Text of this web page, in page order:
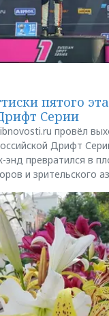
пятого
Серии
провёл
Дрифт
энд превратился в
и зрительского